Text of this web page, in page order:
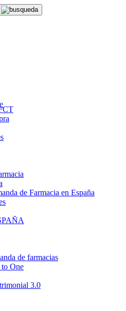
de Farmacia en España
de farmacias
One
3.0